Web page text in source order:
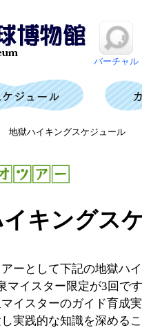
バーチャル
地獄ハイキングスケジュール
キングス
ーとして下記の地獄ハ
イスター限定が3回です
イスターのガイド育成
実践的な知識を深めるこ